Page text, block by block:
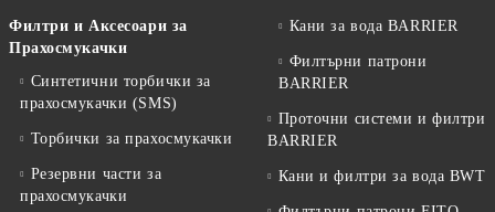
Филтри и Аксесоари за
Прахосмукачки
Синтетични торбички за
прахосмукачки (SMS)
Торбички за прахосмукачки
Резервни части за
прахосмукачки
Кани за вода BARRIER
Филтърни патрони
BARRIER
Проточни системи и филтри
BARRIER
Кани и филтри за вода BWT